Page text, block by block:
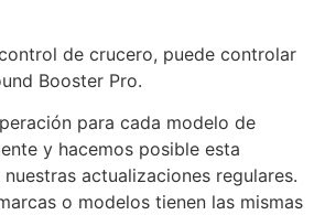
de crucero, puede controlar
Booster Pro.
para cada modelo de
y hacemos posible esta
actualizaciones regulares.
o modelos tienen las mismas